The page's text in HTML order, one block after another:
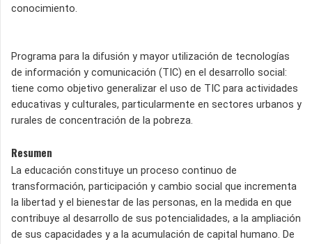
conocimiento.
Programa para la difusión y mayor utilización de tecnologías
de información y comunicación (TIC) en el desarrollo social:
tiene como objetivo generalizar el uso de TIC para actividades
educativas y culturales, particularmente en sectores urbanos y
rurales de concentración de la pobreza.
Resumen
La educación constituye un proceso continuo de
transformación, participación y cambio social que incrementa
la libertad y el bienestar de las personas, en la medida en que
contribuye al desarrollo de sus potencialidades, a la ampliación
de sus capacidades y a la acumulación de capital humano. De